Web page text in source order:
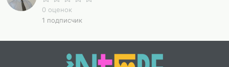
задачи реальной математики на нахождение
оптимального варианта, с анализом табличных
Математические тренажеры могут быть
уроках и для самостоятельной работы.
0 оценок
1 подписчик